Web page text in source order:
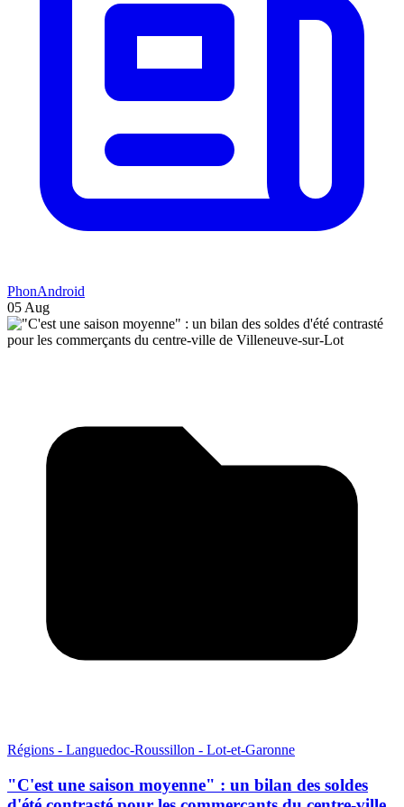
PhonAndroid
05 Aug
Régions - Languedoc-Roussillon - Lot-et-Garonne
"C'est une saison moyenne" : un bilan des soldes